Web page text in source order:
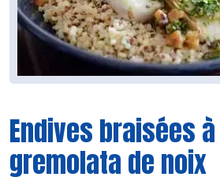
Endives braisées
gremolata de noix